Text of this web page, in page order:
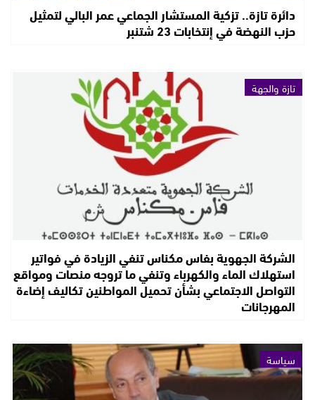
دائرة تازة.. تزكية المستشار الجماعي عمر البالي لتمثيل
حزب النهضة في إنتخابات 23 شتنبر
تازة والجهة
الشركة الجهوية بفاس مكناس تنفي الزيادة في فواتير
استهلاك الماء والكهرباء وتنفي ما تروجه منصات ومواقع
التواصل الاجتماعي بشأن تحميل المواطنين تكاليف إضاءة
المهرجانات
سياسة